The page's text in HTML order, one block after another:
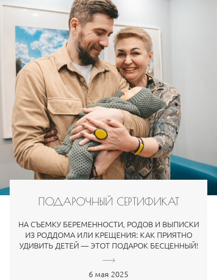
ПОДАРОЧНЫЙ СЕРТИФИКАТ
НА СЪЕМКУ БЕРЕМЕННОСТИ, РОДОВ И ВЫПИСКИ
ИЗ РОДДОМА ИЛИ КРЕЩЕНИЯ: КАК ПРИЯТНО
УДИВИТЬ ДЕТЕЙ — ЭТОТ ПОДАРОК БЕСЦЕННЫЙ!
6 мая 2025